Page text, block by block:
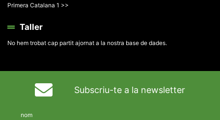
Primera Catalana 1 >>
Taller
No hem trobat cap partit ajornat a la nostra base de dades.
Subscriu-te a la newsletter